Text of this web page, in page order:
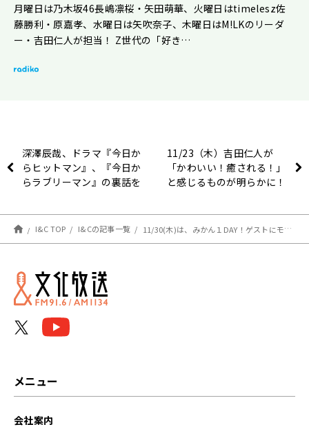
月曜日は乃木坂46長嶋凛桜・矢田萌華、火曜日はtimelesz佐
藤勝利・原嘉孝、水曜日は矢吹奈子、木曜日はM!LKのリーダ
ー・吉田仁人が担当！ Z世代の「好き…
深澤辰哉、ドラマ『今日か
らヒットマン』、『今日か
らラブリーマン』の裏話を
11/23（木）吉田仁人が
「かわいい！癒される！」
と感じるものが明らかに！
I&C TOP I&Cの記事一覧 11/30(木)は、みかん１DAY！ゲストにモーニング娘。‘23・野中美希、櫻井梨央が生出演！【吉田仁人のレコメン！】
メニュー
会社案内